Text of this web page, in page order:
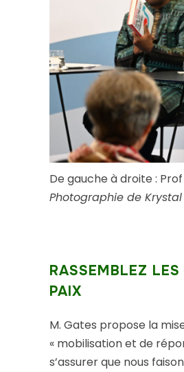
De gauche à droite :
Photographie de
RASSEMBLEZ
PAIX
M. Gates propose la
« mobilisation et de
s’assurer que nous